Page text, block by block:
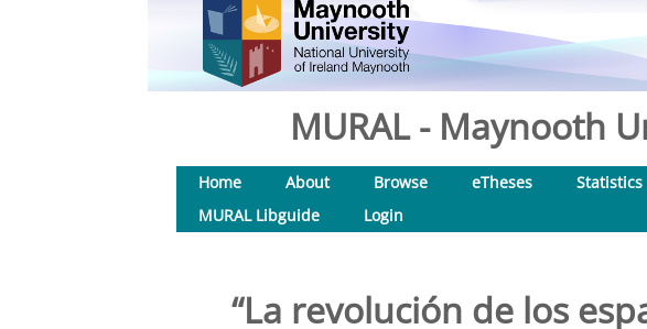
MURAL - Maynooth
Home About Browse eTheses Statistics
MURAL Libguide
Login
“La revolución de los